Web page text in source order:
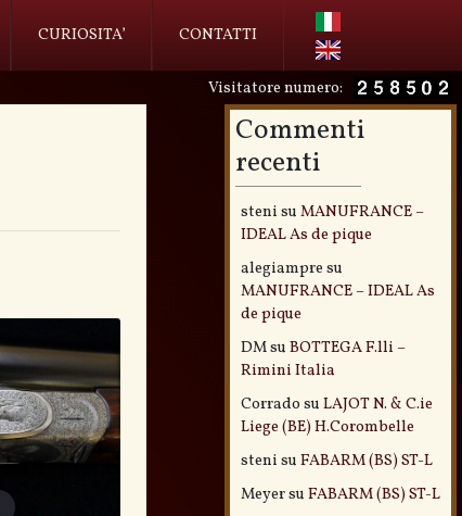
CURIOSITA’ CONTATTI
Visitatore numero:
Commenti
recenti
steni su MANUFRANCE –
IDEAL As de pique
alegiampre su
MANUFRANCE – IDEAL As
de pique
DMsu BOTTEGA F.lli –
Rimini Italia
Corrado su LAJOT N. & C.ie
Liege (BE) H.Corombelle
steni su FABARM (BS) ST-L
Meyersu FABARM (BS) ST-L